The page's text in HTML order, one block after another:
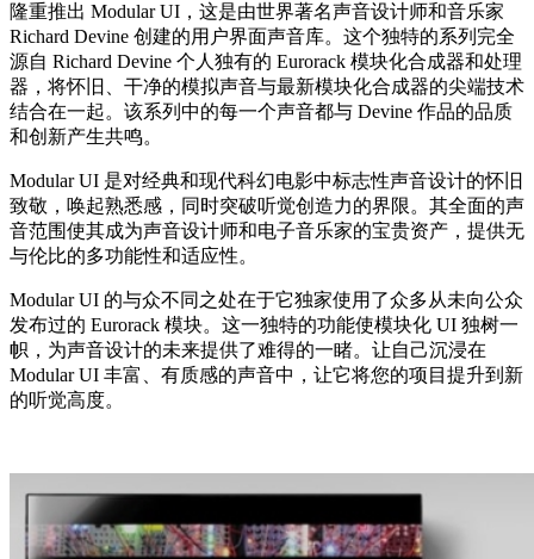
隆重推出 Modular UI，这是由世界著名声音设计师和音乐家
Richard Devine 创建的用户界面声音库。这个独特的系列完全
源自 Richard Devine 个人独有的 Eurorack 模块化合成器和处理
器，将怀旧、干净的模拟声音与最新模块化合成器的尖端技术
结合在一起。该系列中的每一个声音都与 Devine 作品的品质
和创新产生共鸣。
Modular UI 是对经典和现代科幻电影中标志性声音设计的怀旧
致敬，唤起熟悉感，同时突破听觉创造力的界限。其全面的声
音范围使其成为声音设计师和电子音乐家的宝贵资产，提供无
与伦比的多功能性和适应性。
Modular UI 的与众不同之处在于它独家使用了众多从未向公众
发布过的 Eurorack 模块。这一独特的功能使模块化 UI 独树一
帜，为声音设计的未来提供了难得的一睹。让自己沉浸在
Modular UI 丰富、有质感的声音中，让它将您的项目提升到新
的听觉高度。